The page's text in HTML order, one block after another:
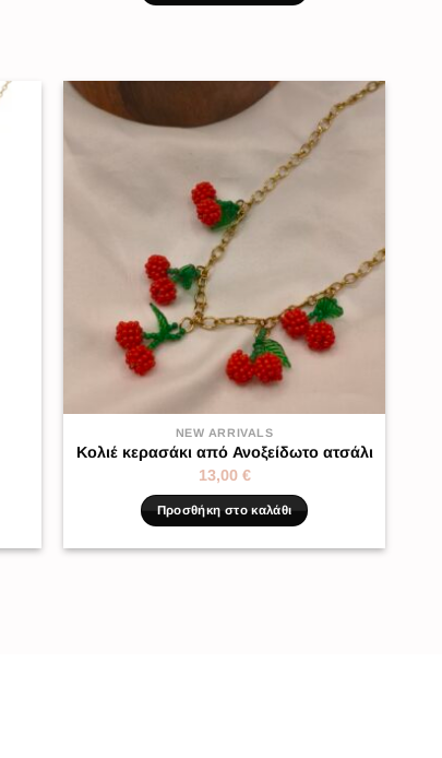
NEW ARRIVALS
Κολιέ κερασάκι από Ανοξείδωτο ατσάλι
13,00 €
Προσθήκη στο καλάθι